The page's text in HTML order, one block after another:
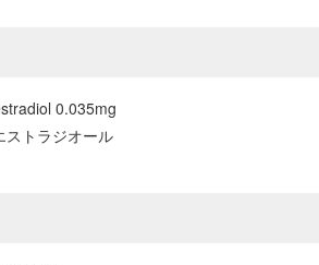
0.035mg
ストラジオール